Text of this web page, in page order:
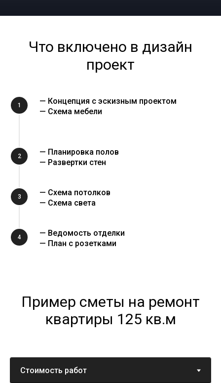
Что включено в дизайн
проект
1
— Концепция с эскизным проектом
— Схема мебели
2
— Планировка полов
— Развертки стен
3
— Схема потолков
— Схема света
4
— Ведомость отделки
— План с розетками
Пример сметы на ремонт
квартиры 125 кв.м